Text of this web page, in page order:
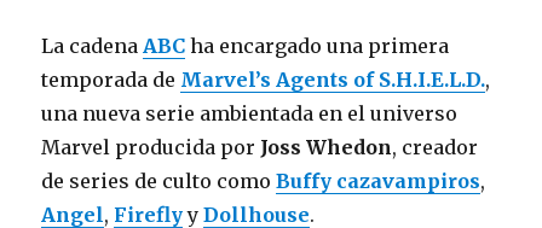
La cadena ABC ha encargado una primera
temporada de Marvel’s Agents of S.H.I.E.L.D.,
una nueva serie ambientada en el universo
Marvel producida por Joss Whedon, creador
de series de culto comoBuffy cazavampiros,
Angel, FireflyyDollhouse.